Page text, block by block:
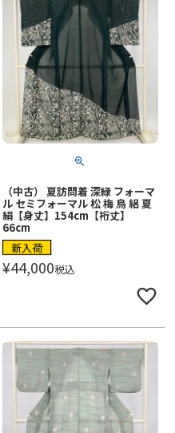
（中古） 夏訪問着 深緑 フォーマ
ル セミフォーマル 松 梅 鳥 絽 夏
絹【身丈】154cm【裄丈】
66cm
新入荷
¥44,000税込